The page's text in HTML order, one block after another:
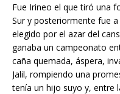
Fue Irineo el que tiró una
Sur y posteriormente fue
elegido por el azar del
ganaba un campeonato
caña quemada, áspera,
Jalil, rompiendo una
tenía un hijo suyo y, entre